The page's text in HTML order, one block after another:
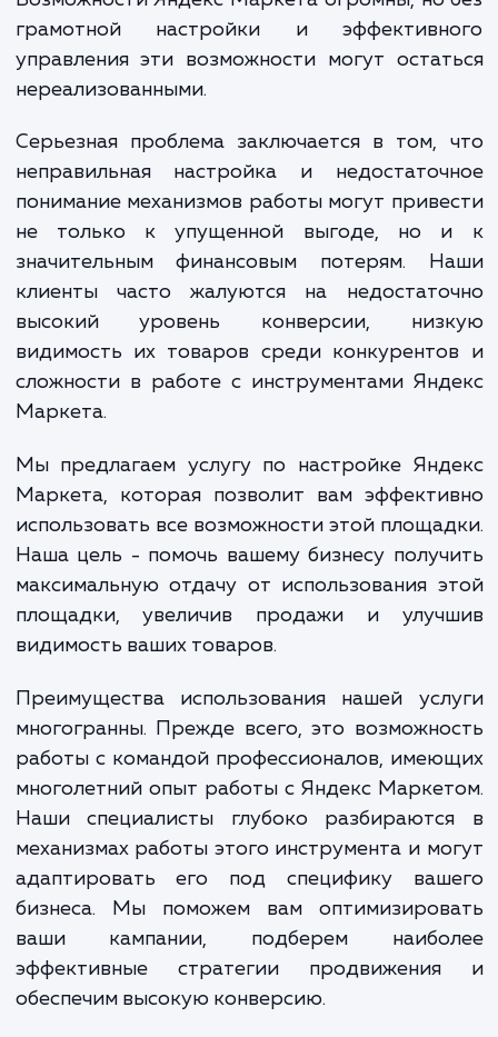
представляется очевидным решением
большинства продавцов, на практике
грамотной настройки и
управления эти возможности могут
нереализованными.
Серьезная проблема заключается в том,
неправильная настройка и
понимание механизмов работы могут
не только к упущенной выгоде, но
значительным финансовым потерям.
высокий уровень конверсии,
видимость их товаров среди
сложности в работе с инструментами
Маркета.
Мы предлагаем услугу по настройке
использовать все возможности этой
Наша цель - помочь вашему бизнесу
максимальную отдачу от использования
площадки, увеличив продажи и
видимость ваших товаров.
Преимущества использования нашей
многогранны. Прежде всего, это
работы с командой профессионалов,
многолетний опыт работы с Яндекс